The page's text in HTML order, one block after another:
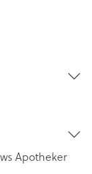
Apotheker